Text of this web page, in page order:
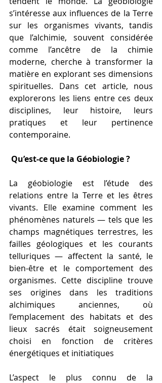
s’intéresse aux influences de la Terre
sur les organismes vivants, tandis
que l’alchimie, souvent considérée
comme l’ancêtre de la chimie
moderne, cherche à transformer la
matière en explorant ses dimensions
spirituelles. Dans cet article, nous
explorerons les liens entre ces deux
disciplines, leur histoire, leurs
pratiques et leur pertinence
contemporaine.
Qu’est-ce que la Géobiologie ?
La géobiologie est l’étude des
relations entre la Terre et les êtres
vivants. Elle examine comment les
phénomènes naturels — tels que les
champs magnétiques terrestres, les
failles géologiques et les courants
telluriques — affectent la santé, le
bien-être et le comportement des
organismes. Cette discipline trouve
ses origines dans les traditions
alchimiques anciennes, où
l’emplacement des habitats et des
lieux sacrés était soigneusement
choisi en fonction de critères
énergétiques et initiatiques